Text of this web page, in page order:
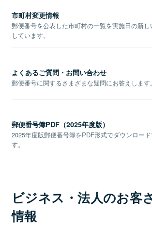
市町村変更情報
郵便番号を公表した市町村の一覧を実施日の新
しています。
よくあるご質問・お問い合わせ
郵便番号に関するさまざまな疑問にお答えします。
郵便番号簿PDF（2025年度版）
2025年度版郵便番号簿をPDF形式でダウンロード
す。
ビジネス・法人のお客
情報